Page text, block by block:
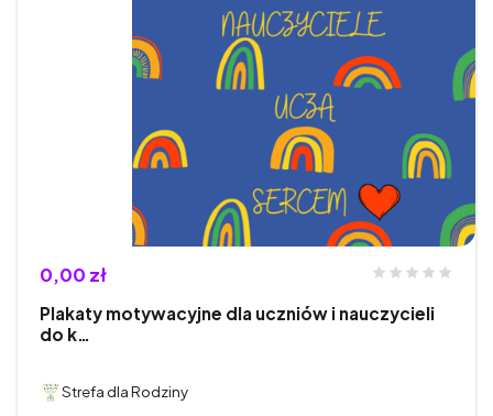
0,00 zł
Plakaty motywacyjne dla uczniów i nauczycieli
do k…
Strefa dla Rodziny